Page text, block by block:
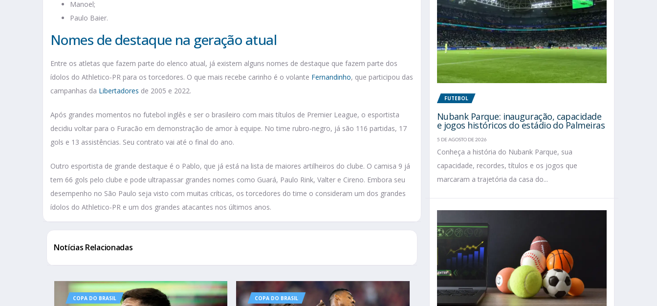
Manoel;
Paulo Baier.
Nomes de destaque na geração atual
Entre os atletas que fazem parte do elenco atual, já existem alguns nomes de destaque que fazem parte dos
ídolos do Athletico-PR para os torcedores. O que mais recebe carinho é o volante Fernandinho, que participou das
campanhas da Libertadores de 2005 e 2022.
Após grandes momentos no futebol inglês e ser o brasileiro com mais títulos de Premier League, o esportista
decidiu voltar para o Furacão em demonstração de amor à equipe. No time rubro-negro, já são 116 partidas, 17
gols e 13 assistências. Seu contrato vai até o final do ano.
Outro esportista de grande destaque é o Pablo, que já está na lista de maiores artilheiros do clube. O camisa 9 já
tem 66 gols pelo clube e pode ultrapassar grandes nomes como Guará, Paulo Rink, Valter e Cireno. Embora seu
desempenho no São Paulo seja visto com muitas críticas, os torcedores do time o consideram um dos grandes
ídolos do Athletico-PR e um dos grandes atacantes nos últimos anos.
Notícias Relacionadas
COPA DO BRASIL COPA DO BRASIL
FUTEBOL
Nubank Parque: inauguração, capacidade
e jogos históricos do estádio do Palmeiras
5 DE AGOSTO DE 2026
Conheça a história do Nubank Parque, sua
capacidade, recordes, títulos e os jogos que
marcaram a trajetória da casa do...